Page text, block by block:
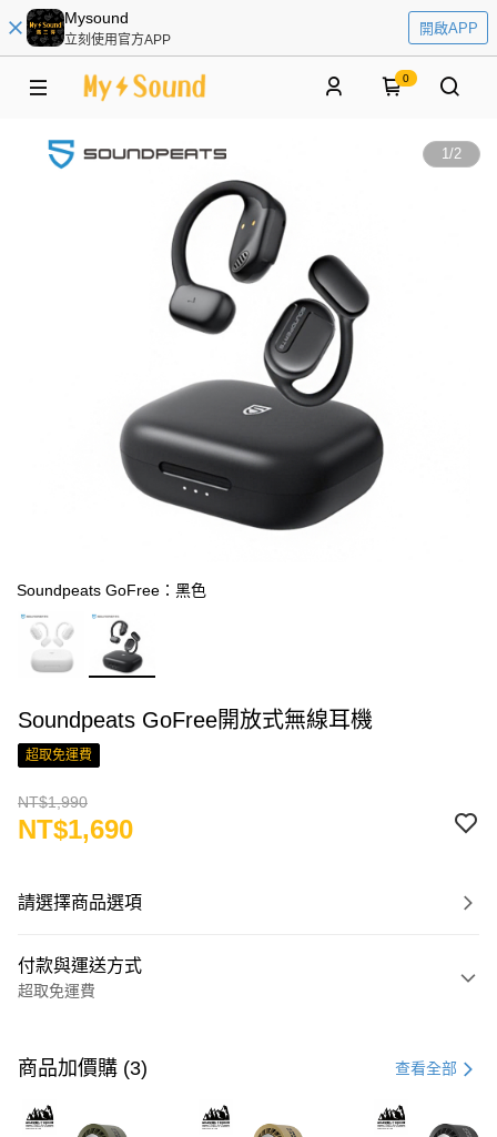
Mysound
立刻使用官方APP
開啟APP
0
1/2
Soundpeats GoFree：黑色
Soundpeats GoFree開放式無線耳機
超取免運費
NT$1,990
NT$1,690
請選擇商品選項
付款與運送方式
超取免運費
信用卡一次付款
LINE Pay
商品加價購 (3) 查看全部